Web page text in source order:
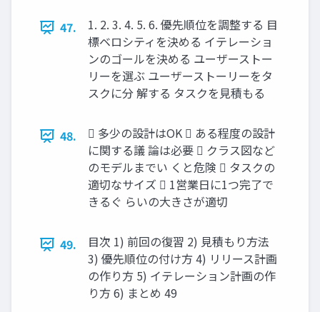
47.
1. 2. 3. 4. 5. 6. 優先順位を調整する 目
標ベロシティを決める イテレーショ
ンのゴールを決める ユーザーストー
リーを選ぶ ユーザーストーリーをタ
スクに分 解する タスクを見積もる
48.
 多少の設計はOK  ある程度の設計
に関する議 論は必要  クラス図など
のモデルまでい くと危険  タスクの
適切なサイズ  1営業日に1つ完了で
きるぐ らいの大きさが適切
49.
目次 1) 前回の復習 2) 見積もり方法
3) 優先順位の付け方 4) リリース計画
の作り方 5) イテレーション計画の作
り方 6) まとめ 49